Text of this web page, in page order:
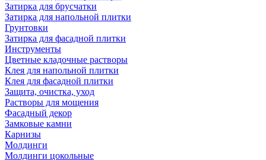
Затирка для брусчатки
Затирка для напольной плитки
Грунтовки
Затирка для фасадной плитки
Инструменты
Цветные кладочные растворы
Клея для напольной плитки
Клея для фасадной плитки
Защита, очистка, уход
Растворы для мощения
Фасадный декор
Замковые камни
Карнизы
Молдинги
Молдинги цокольные